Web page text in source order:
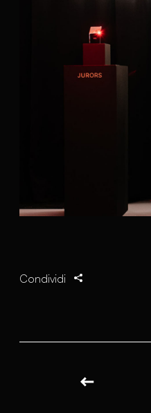
Condividi